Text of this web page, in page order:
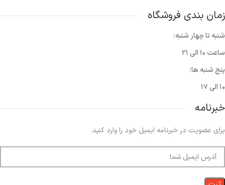
زمان بندی فروشگاه
شنبه تا چهار شنبه:
ساعت ۱۰ الی ۲۱
پنج شنبه ها:
۱۰ الی ۱۷
خبرنامه
برای عضویت در خبرنامه ایمیل خود را وارد کنید.